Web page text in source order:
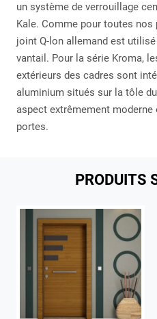
un système de verrouillage
Kale. Comme pour toutes
joint Q-lon allemand est
vantail. Pour la série Kroma,
extérieurs des cadres sont
aluminium situés sur la tôle
aspect extrêmement
portes.
PRODUITS